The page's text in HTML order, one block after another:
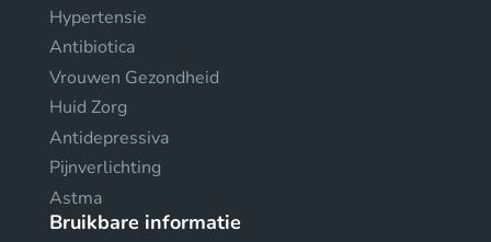
Hypertensie
Antibiotica
Vrouwen Gezondheid
Huid Zorg
Antidepressiva
Pijnverlichting
Astma
Bruikbare informatie